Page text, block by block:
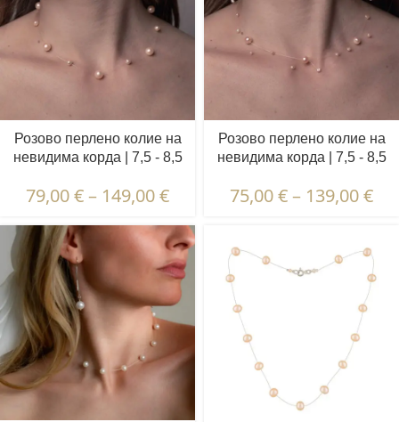
Розово перлено колие на
невидима корда | 7,5 - 8,5
перли | 11 бр.
79,00€– 149,00€
Розово перлено колие на
невидима корда | 7,5 - 8,5
барокови перли | 5 бр.
75,00€– 139,00€